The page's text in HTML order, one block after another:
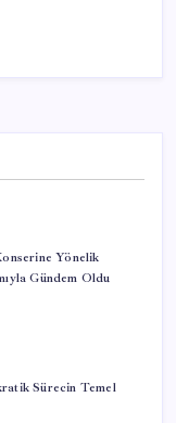
Yönelik
Gündem Oldu
Sürecin Temel